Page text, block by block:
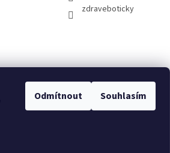
Odmítnout Souhlasím
zdraveboticky